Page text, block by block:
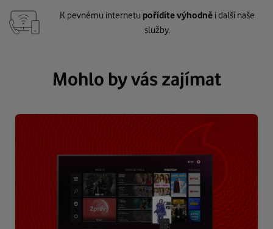
K pevnému internetu pořídíte výhodně i další naše
služby.
Mohlo by vás zajímat